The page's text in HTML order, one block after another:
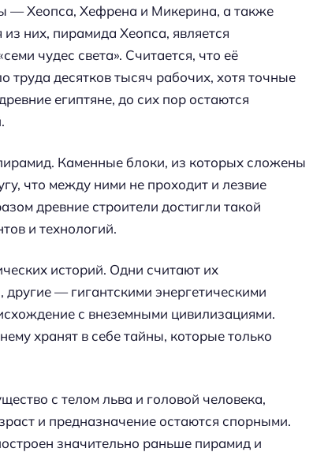
— Хеопса, Хефрена и Микерина, а также
них, пирамида Хеопса, является
чудес света». Считается, что её
труда десятков тысяч рабочих, хотя точные
египтяне, до сих пор остаются
Каменные блоки, из которых сложены
что между ними не проходит и лезвие
древние строители достигли такой
и технологий.
историй. Одни считают их
— гигантскими энергетическими
с внеземными цивилизациями.
хранят в себе тайны, которые только
с телом льва и головой человека,
и предназначение остаются спорными.
значительно раньше пирамид и